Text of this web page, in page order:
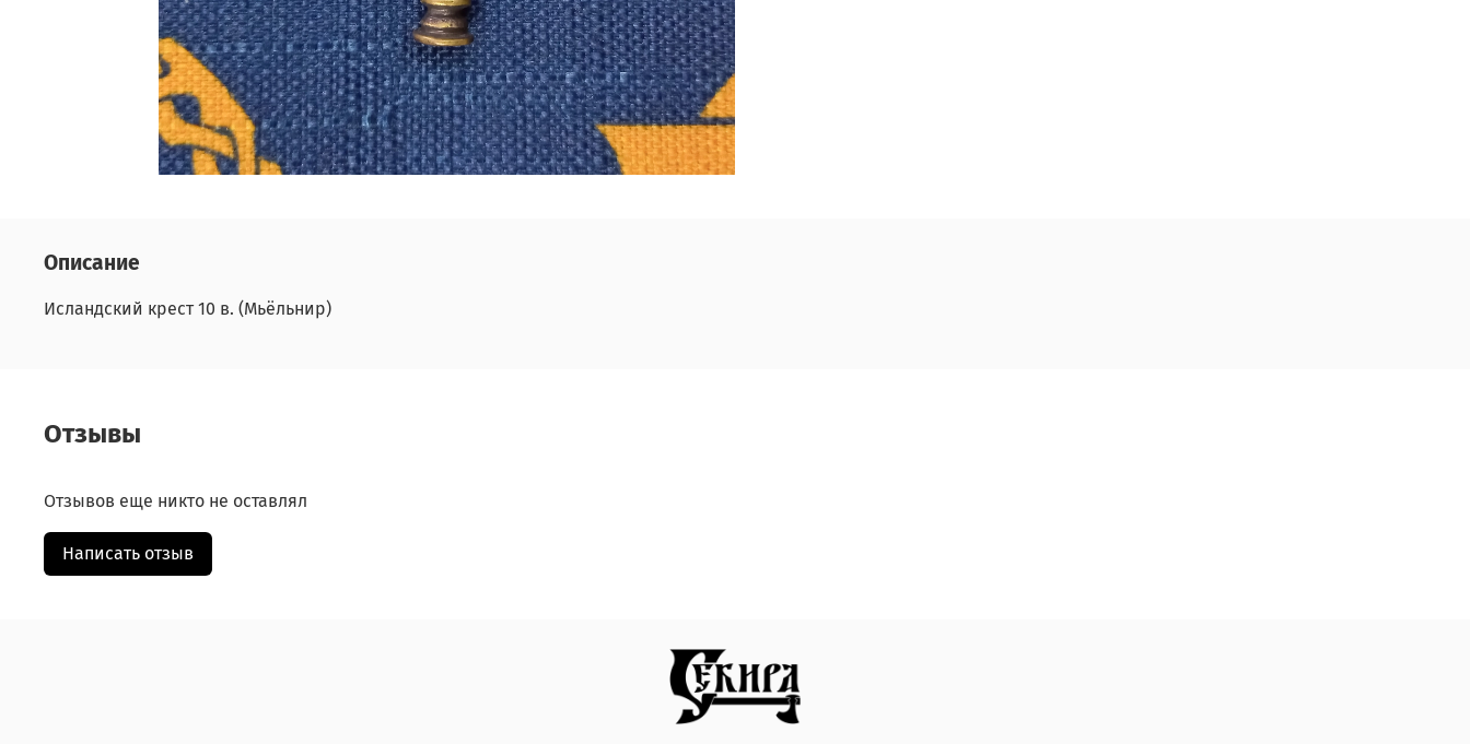
Описание
Исландский крест 10 в. (Мьёльнир)
Отзывы
Отзывов еще никто не оставлял
Написать отзыв